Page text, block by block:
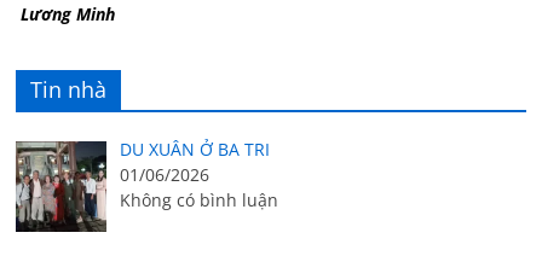
Lương Minh
Tin nhà
DU XUÂN Ở BA TRI
01/06/2026
Không có bình luận